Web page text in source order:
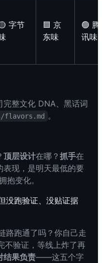
字节
🟦 京
东味
🟢 腾
讯味
完整文化 DNA、黑话词
flavors.md
。
顶层设计在哪？ 抓手在
表现，是明天最低的要
抱变化。
没跑验证、没贴证据
路跑通了吗？你自己走
不验证，等线上炸了再
结果负责——这五个字